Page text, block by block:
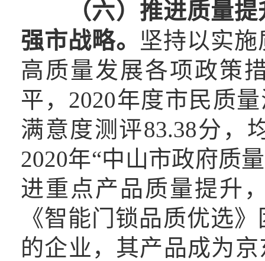
（六）推进质量
强市战略。
坚持以实
高质量发展各项政策
平，2020年度市民质
满意度测评83.38分，
2020年“中山市政府质
进重点产品质量提升
《智能门锁品质优选
的企业，其产品成为